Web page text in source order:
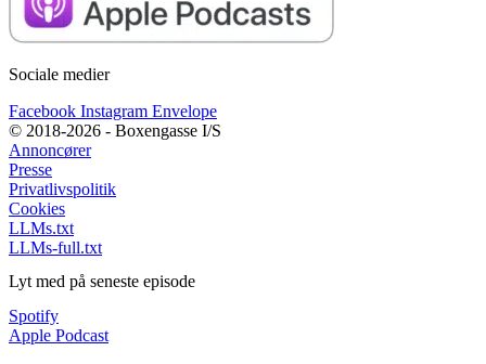
Sociale medier
Facebook Instagram Envelope
© 2018-2026 - Boxengasse I/S
Annoncører
Presse
Privatlivspolitik
Cookies
LLMs.txt
LLMs-full.txt
Lyt med på seneste episode
Spotify
Apple Podcast